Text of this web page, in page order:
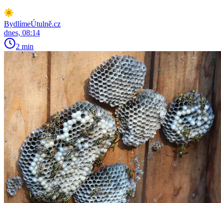
BydlímeÚtulně.cz
dnes, 08:14
2 min